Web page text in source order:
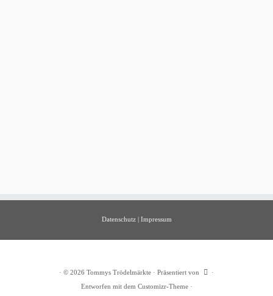
Datenschutz| Impressum
· © 2026 Tommys Trödelmärkte · Präsentiert von
·
Entworfen mit dem Customizr-Theme·